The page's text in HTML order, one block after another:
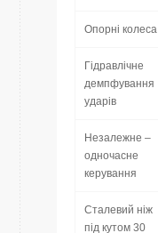
Опорні колеса
Гідравлічне
демпфування
ударів
Незалежне –
одночасне
керування
Сталевий ніж
під кутом 30